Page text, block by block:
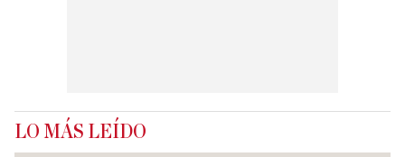
LO MÁS LEÍDO